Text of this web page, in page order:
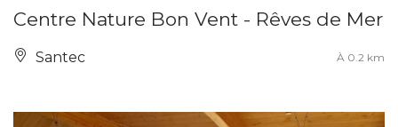
Centre Nature Bon Vent - Rêves de Mer
Santec À 0.2 km